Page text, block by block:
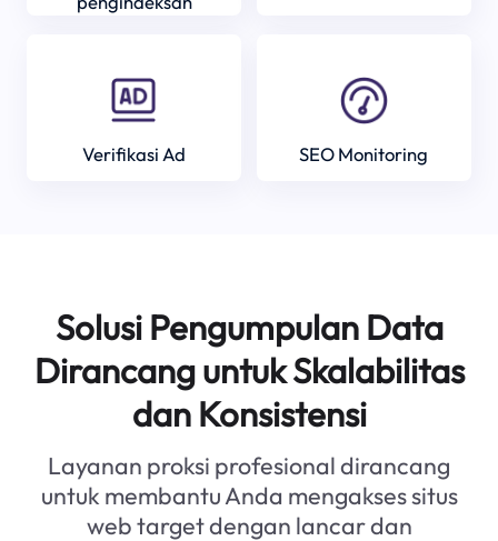
Verifikasi Ad SEO Monitoring
Solusi Pengumpulan Data
Dirancang untuk Skalabilitas
dan Konsistensi
Layanan proksi profesional dirancang
untuk membantu Anda mengakses situs
web target dengan lancar dan